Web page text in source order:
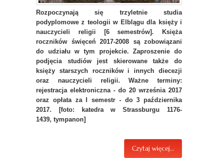
Rozpoczynają się trzyletnie studia
podyplomowe z teologii w Elblągu dla księży i
nauczycieli religii [6 semestrów]. Księża
roczników święceń 2017-2008 są zobowiązani
do udziału w tym projekcie. Zaproszenie do
podjęcia studiów jest skierowane także do
księży starszych roczników i innych diecezji
oraz nauczycieli religii. Ważne terminy:
rejestracja elektroniczna - do 20 września 2017
oraz opłata za I semestr - do 3 października
2017. [foto: katedra w Strassburgu 1176-
1439, tympanon]
Czytaj więcej...